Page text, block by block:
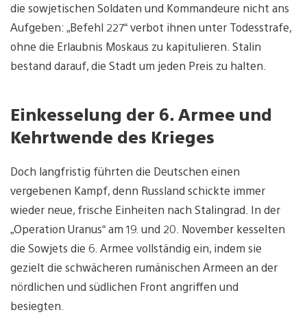
die sowjetischen Soldaten und Kommandeure nicht ans
Aufgeben: „Befehl 227“ verbot ihnen unter Todesstrafe,
ohne die Erlaubnis Moskaus zu kapitulieren. Stalin
bestand darauf, die Stadt um jeden Preis zu halten.
Einkesselung der 6. Armee und
Kehrtwende des Krieges
Doch langfristig führten die Deutschen einen
vergebenen Kampf, denn Russland schickte immer
wieder neue, frische Einheiten nach Stalingrad. In der
„Operation Uranus“ am 19. und 20. November kesselten
die Sowjets die 6. Armee vollständig ein, indem sie
gezielt die schwächeren rumänischen Armeen an der
nördlichen und südlichen Front angriffen und
besiegten.